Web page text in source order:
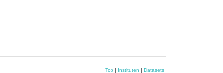
Top | Instituten | Datasets